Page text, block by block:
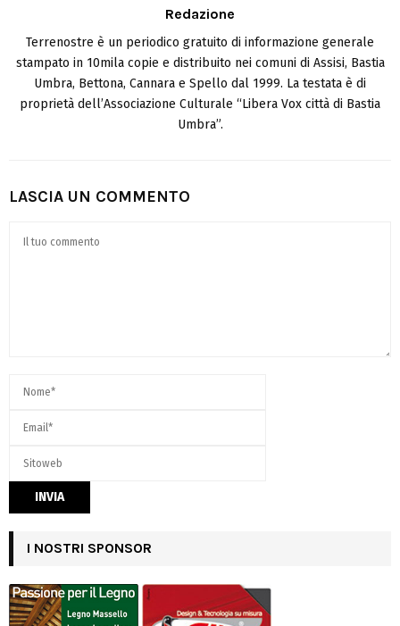
Redazione
Terrenostre è un periodico gratuito di informazione generale
stampato in 10mila copie e distribuito nei comuni di Assisi, Bastia
Umbra, Bettona, Cannara e Spello dal 1999. La testata è di
proprietà dell’Associazione Culturale “Libera Vox città di Bastia
Umbra”.
LASCIA UN COMMENTO
I NOSTRI SPONSOR